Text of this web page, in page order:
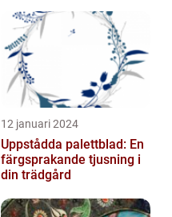
12 januari 2024
Uppstådda palettblad: En
färgsprakande tjusning i
din trädgård